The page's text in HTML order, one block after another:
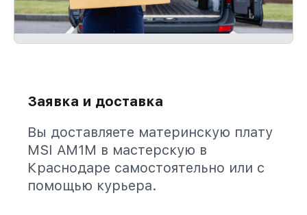
Заявка и доставка
Вы доставляете материнскую плату
MSI AM1M в мастерскую в
Краснодаре самостоятельно или с
помощью курьера.